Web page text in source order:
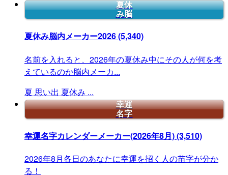
夏休
み脳
夏休み脳内メーカー2026(5,340)
名前を入れると、2026年の夏休み中にその人が何を考
えているのか脳内メーカ...
夏 思い出 夏休み ...
幸運
名字
幸運名字カレンダーメーカー(2026年8月)(3,510)
2026年8月各日のあなたに幸運を招く人の苗字が分か
る！